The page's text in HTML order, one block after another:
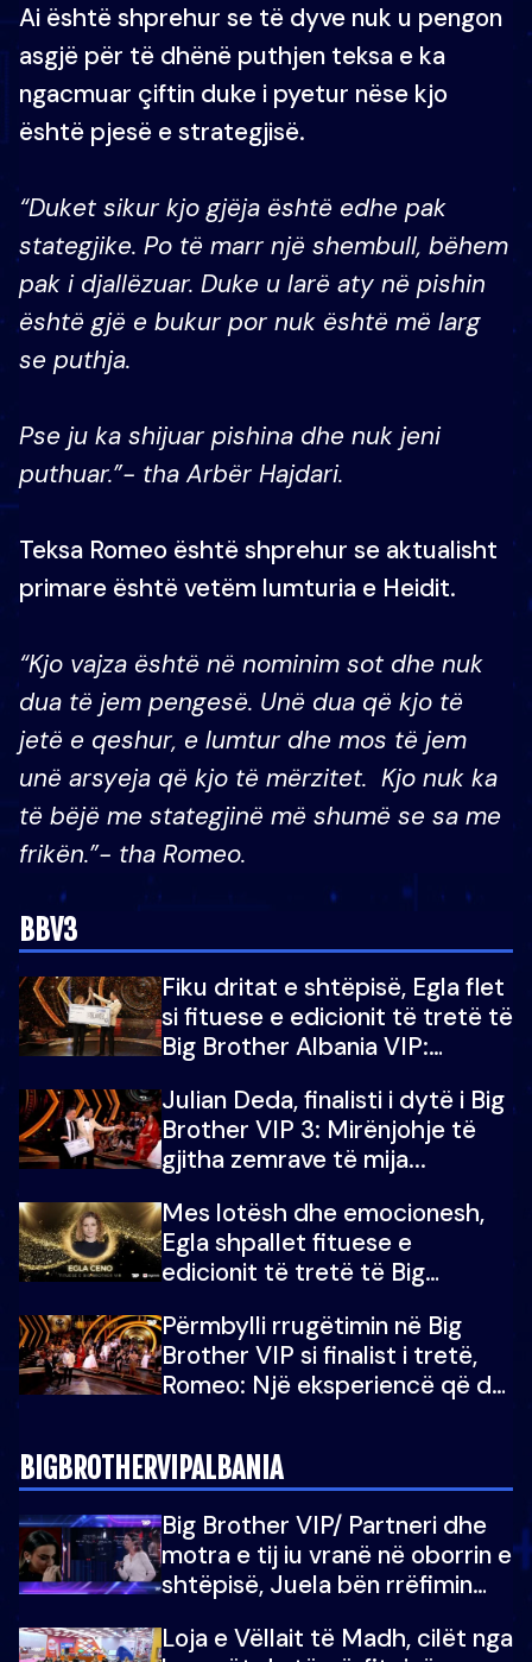
Ai është shprehur se të dyve nuk u pengon
asgjë për të dhënë puthjen teksa e ka
ngacmuar çiftin duke i pyetur nëse kjo
është pjesë e strategjisë.
“Duket sikur kjo gjëja është edhe pak
stategjike. Po të marr një shembull, bëhem
pak i djallëzuar. Duke u larë aty në pishin
është gjë e bukur por nuk është më larg
se puthja.
Pse ju ka shijuar pishina dhe nuk jeni
puthuar.”- tha Arbër Hajdari.
Teksa Romeo është shprehur se aktualisht
primare është vetëm lumturia e Heidit.
“Kjo vajza është në nominim sot dhe nuk
dua të jem pengesë. Unë dua që kjo të
jetë e qeshur, e lumtur dhe mos të jem
unë arsyeja që kjo të mërzitet. Kjo nuk ka
të bëjë me stategjinë më shumë se sa me
frikën.”- tha Romeo.
BBV3
Fiku dritat e shtëpisë, Egla flet
si fituese e edicionit të tretë të
Big Brother Albania VIP:
Julian Deda, finalisti i dytë i Big
Brother VIP 3: Mirënjohje të
gjitha zemrave të mija...
Mes lotësh dhe emocionesh,
Egla shpallet fituese e
edicionit të tretë të Big
Përmbylli rrugëtimin në Big
Brother VIP si finalist i tretë,
Romeo: Një eksperiencë që do
BIGBROTHERVIPALBANIA
Big Brother VIP/ Partneri dhe
motra e tij iu vranë në oborrin e
shtëpisë, Juela bën rrëfimin
do të martoheshim, por zemra
Loja e Vëllait të Madh, cilët nga